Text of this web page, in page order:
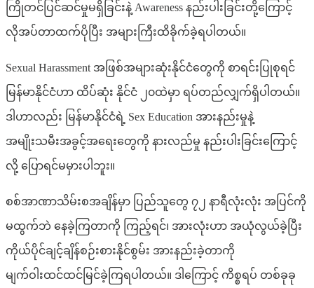
ကြိုတင်ပြင်ဆင်မှုမရှိခြင်းနဲ့ Awareness နည်းပါးခြင်းတို့ကြောင့်
လိုအပ်တာထက်ပိုပြီး အများကြီးထိခိုက်ခဲ့ရပါတယ်။
Sexual Harassment အဖြစ်အများဆုံးနိုင်ငံတွေကို စာရင်းပြုစုရင်
မြန်မာနိုင်ငံဟာ ထိပ်ဆုံး နိုင်ငံ ၂၀ထဲမှာ ရပ်တည်လျှက်ရှိပါတယ်။
ဒါဟာလည်း မြန်မာနိုင်ငံရဲ့ Sex Education အားနည်းမှုနဲ့
အမျိုးသမီးအခွင့်အရေးတွေကို နားလည်မှု နည်းပါးခြင်းကြောင့်
လို့ ပြောရင်မမှားပါဘူး။
စစ်အာဏာသိမ်းစအချိန်မှာ ပြည်သူတွေ ၇၂ နာရီလုံးလုံး အပြင်ကို
မထွက်ဘဲ နေခဲ့ကြတာကို ကြည့်ရင်၊ အားလုံးဟာ အယုံလွယ်ခဲ့ပြီး
ကိုယ်ပိုင်ချင့်ချိန်စဉ်းစားနိုင်စွမ်း အားနည်းခဲ့တာကို
မျက်ဝါးထင်ထင်မြင်ခဲ့ကြရပါတယ်။ ဒါကြောင့် ကိစ္စရပ် တစ်ခုခု